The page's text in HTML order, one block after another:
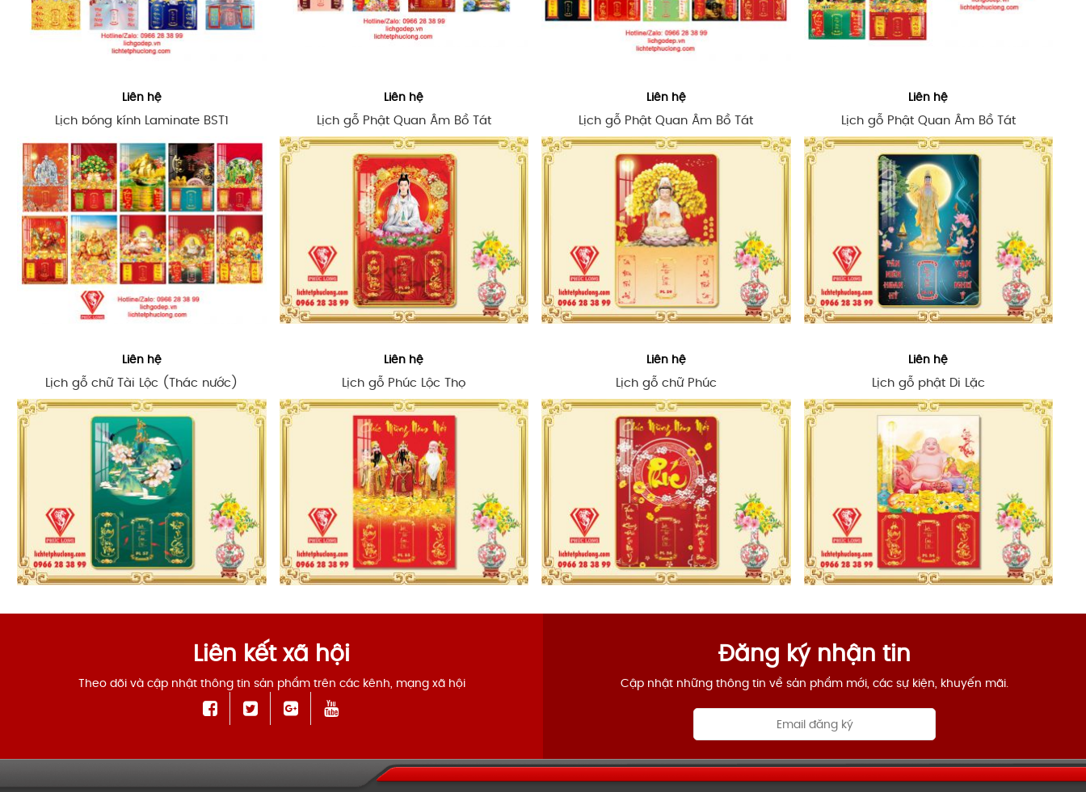
Liên hệ
Lịch bóng kính Laminate BST1
Liên hệ
Lịch gỗ Phật Quan Âm Bồ Tát
Liên hệ
Lịch gỗ Phật Quan Âm Bồ Tát
Liên hệ
Lịch gỗ Phật Quan Âm Bồ Tát
Liên hệ
Lịch gỗ chữ Tài Lộc (Thác nước)
Liên hệ
Lịch gỗ Phúc Lộc Thọ
Liên hệ
Lịch gỗ chữ Phúc
Liên hệ
Lịch gỗ phật Di Lặc
Liên kết xã hội
Theo dõi và cập nhật thông tin sản phẩm trên các kênh, mạng xã hội
Đăng ký nhận tin
Cập nhật những thông tin về sản phẩm mới, các sự kiện, khuyến mãi.